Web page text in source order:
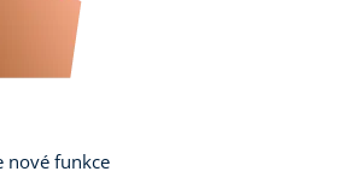
nové funkce